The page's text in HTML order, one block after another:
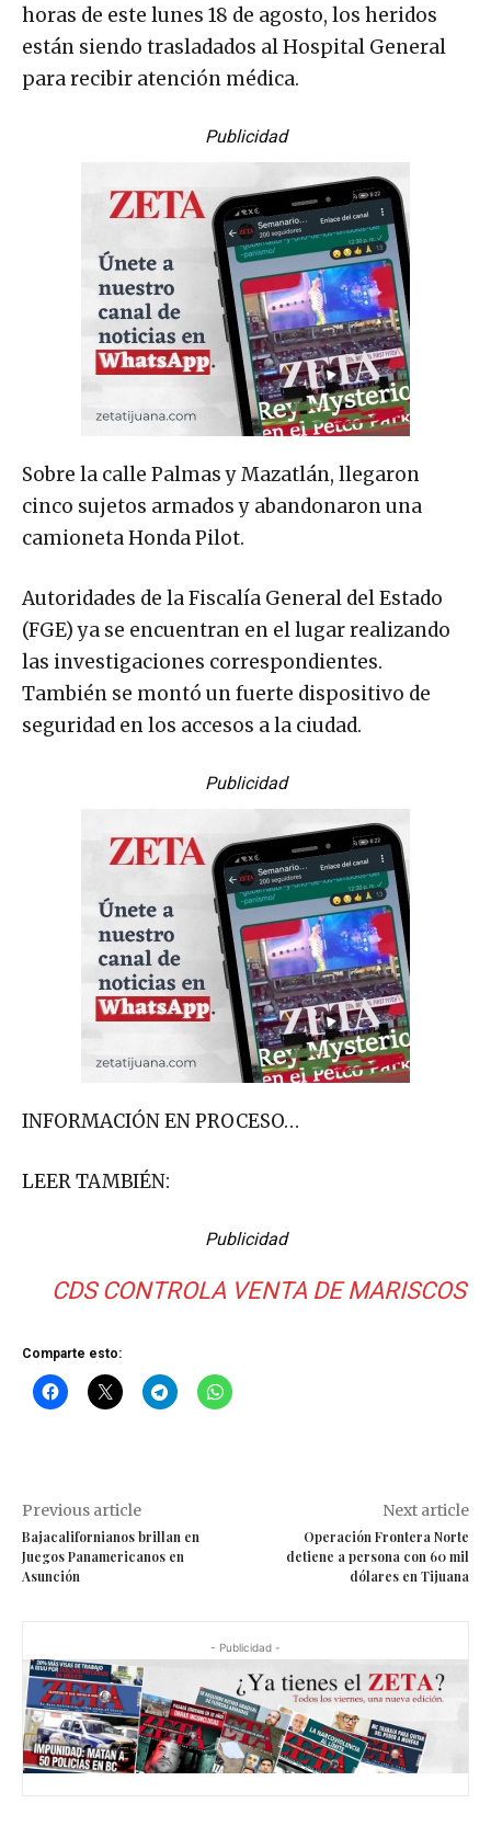
horas de este lunes 18 de agosto, los heridos
están siendo trasladados al Hospital General
para recibir atención médica.
Publicidad
Sobre la calle Palmas y Mazatlán, llegaron
cinco sujetos armados y abandonaron una
camioneta Honda Pilot.
Autoridades de la Fiscalía General del Estado
(FGE) ya se encuentran en el lugar realizando
las investigaciones correspondientes.
También se montó un fuerte dispositivo de
seguridad en los accesos a la ciudad.
Publicidad
INFORMACIÓN EN PROCESO…
LEER TAMBIÉN:
Publicidad
CDS CONTROLA VENTA DE MARISCOS
Comparte esto:
Previous article
Bajacalifornianos brillan en
Juegos Panamericanos en
Asunción
Next article
Operación Frontera Norte
detiene a persona con 60 mil
dólares en Tijuana
- Publicidad -